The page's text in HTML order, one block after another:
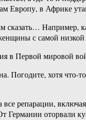
Европу, в Африке
сказать…
с самой
в Первой мировой
хотя что-
все репарации,
Германии оторвали